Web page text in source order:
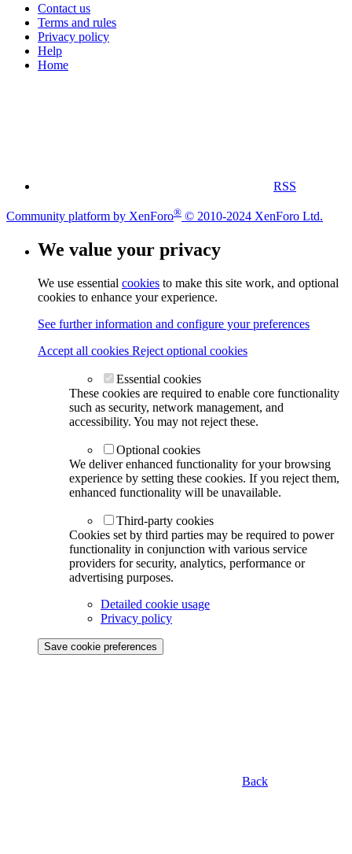
Contact us
Terms and rules
Privacy policy
Help
Home
RSS
Community platform by XenForo® © 2010-2024 XenForo Ltd.
We value your privacy
We use essential cookies to make this site work, and optional
cookies to enhance your experience.
See further information and configure your preferences
Accept all cookies Reject optional cookies
Essential cookies
These cookies are required to enable core functionality
such as security, network management, and
accessibility. You may not reject these.
Optional cookies
We deliver enhanced functionality for your browsing
experience by setting these cookies. If you reject them,
enhanced functionality will be unavailable.
Third-party cookies
Cookies set by third parties may be required to power
functionality in conjunction with various service
providers for security, analytics, performance or
advertising purposes.
Detailed cookie usage
Privacy policy
Save cookie preferences
Back